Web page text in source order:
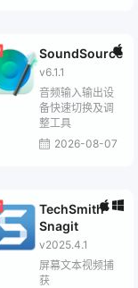
SoundSource
v6.1.1
音频输入输出设
备快速切换及调
整工具
2026-08-07
TechSmith
Snagit
v2025.4.1
屏幕文本视频捕
获